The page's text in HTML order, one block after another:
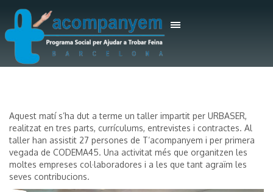
Aquest matí s’ha dut a terme un taller impartit per URBASER,
realitzat en tres parts, currículums, entrevistes i contractes. Al
taller han assistit 27 persones de T’acompanyem i per primera
vegada de CODEMA45. Una activitat més que organitzen les
moltes empreses col·laboradores i a les que tant agraïm les
seves contribucions.